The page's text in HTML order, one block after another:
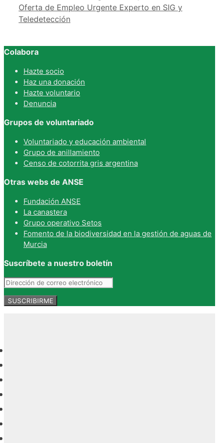
Oferta de Empleo Urgente Experto en SIG y
Teledetección
Colabora
Hazte socio
Haz una donación
Hazte voluntario
Denuncia
Grupos de voluntariado
Voluntariado y educación ambiental
Grupo de anillamiento
Censo de cotorrita gris argentina
Otras webs de ANSE
Fundación ANSE
La canastera
Grupo operativo Setos
Fomento de la biodiversidad en la gestión de aguas de
Murcia
Suscríbete a nuestro boletín